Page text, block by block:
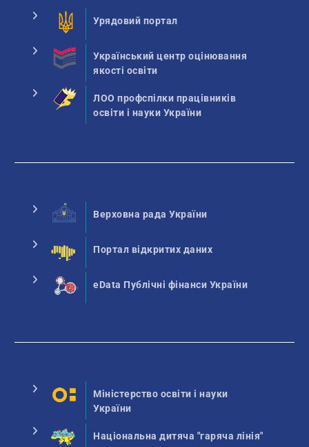
Урядовий портал
Український центр оцінювання
якості освіти
ЛОО профспілки працівників
освіти і науки України
Верховна рада України
Портал відкритих даних
eData Публічні фінанси України
Міністерство освіти і науки
України
Національна дитяча "гаряча лінія"